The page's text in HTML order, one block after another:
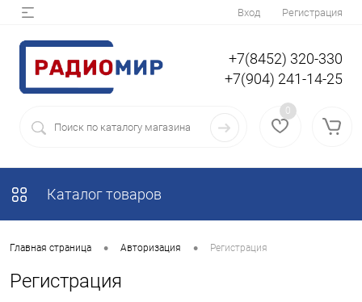
Вход Регистрация
+7(8452) 320-330
+7(904) 241-14-25
0
Каталог товаров
Главная страница • Авторизация • Регистрация
Регистрация